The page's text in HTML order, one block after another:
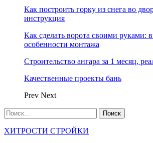
Как построить горку из снега во
инструкция
Как сделать ворота своими руками:
особенности монтажа
Строительство ангара за 1 месяц,
Качественные проекты бань
Prev Next
ХИТРОСТИ СТРОЙКИ